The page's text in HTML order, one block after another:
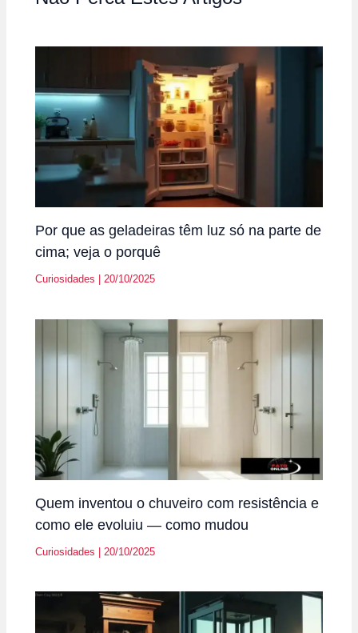
Por que as geladeiras têm luz só na parte de
cima; veja o porquê
Curiosidades 20/10/2025
Quem inventou o chuveiro com resistência e
como ele evoluiu — como mudou
Curiosidades | 20/10/2025